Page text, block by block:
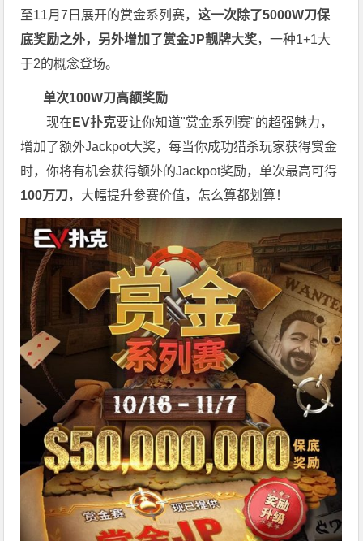
至11月7日展开的赏金系列赛，这一次除了5000W刀保
底奖励之外，另外增加了赏金JP靓牌大奖，一种1+1大
于2的概念登场。
单次100W刀高额奖励
现在 EV扑克要让你知道"赏金系列赛"的超强魅力，
增加了额外Jackpot大奖，每当你成功猎杀玩家获得赏金
时，你将有机会获得额外的Jackpot奖励，单次最高可得
100万刀，大幅提升参赛价值，怎么算都划算！